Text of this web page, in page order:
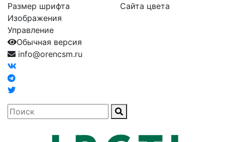
Размер шрифта
Сайта цвета
Изображения
Управление
Обычная версия
info@orencsm.ru